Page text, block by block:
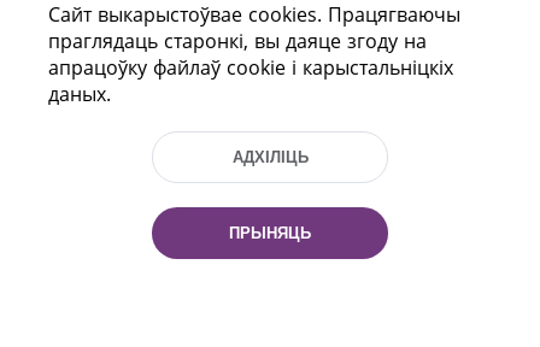
праспект Незалежнасці 116
г. Мiнск, Рэспубліка Беларусь, 220114
Тэл.: (+375 17) 368 37 37, Факс: (+375 17)
Эл. пошта: inbox@nlb.by
Сайт выкарыстоўвае cookies. Працягваючы
праглядаць старонкі, вы даяце згоду на
апрацоўку файлаў cookie і карыстальніцкіх
даных.
АДХІЛІЦЬ
ПРЫНЯЦЬ